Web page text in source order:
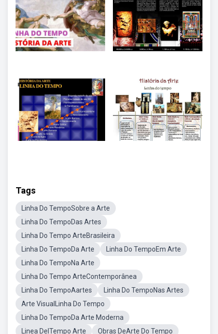
Tags
Linha Do TempoSobre a Arte
Linha Do TempoDas Artes
Linha Do Tempo ArteBrasileira
Linha Do TempoDa Arte
Linha Do TempoEm Arte
Linha Do TempoNa Arte
Linha Do Tempo ArteContemporânea
Linha Do TempoAartes
Linha Do TempoNas Artes
Arte VisualLinha Do Tempo
Linha Do TempoDa Arte Moderna
Linea DelTempo Arte
Obras DeArte Do Tempo